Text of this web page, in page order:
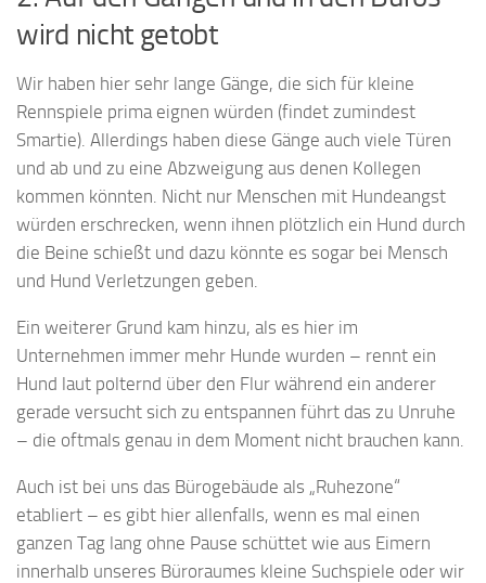
wird nicht getobt
Wir haben hier sehr lange Gänge, die sich für kleine
Rennspiele prima eignen würden (findet zumindest
Smartie). Allerdings haben diese Gänge auch viele Türen
und ab und zu eine Abzweigung aus denen Kollegen
kommen könnten. Nicht nur Menschen mit Hundeangst
würden erschrecken, wenn ihnen plötzlich ein Hund durch
die Beine schießt und dazu könnte es sogar bei Mensch
und Hund Verletzungen geben.
Ein weiterer Grund kam hinzu, als es hier im
Unternehmen immer mehr Hunde wurden – rennt ein
Hund laut polternd über den Flur während ein anderer
gerade versucht sich zu entspannen führt das zu Unruhe
– die oftmals genau in dem Moment nicht brauchen kann.
Auch ist bei uns das Bürogebäude als „Ruhezone“
etabliert – es gibt hier allenfalls, wenn es mal einen
ganzen Tag lang ohne Pause schüttet wie aus Eimern
innerhalb unseres Büroraumes kleine Suchspiele oder wir